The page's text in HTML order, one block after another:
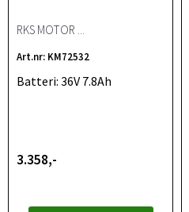
RKS MOTOR ...
Art.nr: KM72532
Batteri: 36V 7.8Ah
3.358,-